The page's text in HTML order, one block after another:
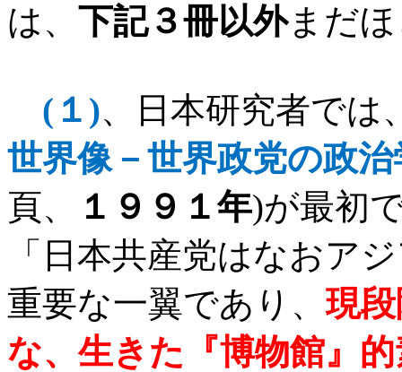
は、 下記３冊以外まだ
( １ )、日本研究者では
世界像－世界政党の政
頁、
１９９１年)が最初
「日本共産党はなおア
重要な一翼であり、現
な、生きた『博物館』